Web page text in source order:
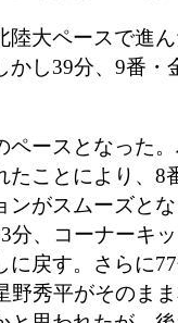
大ペースで進
かし39分、9番
ースとなった
たことにより、8
ンがスムーズと
分、コーナーキ
に戻す。さらに
野秀平がそのま